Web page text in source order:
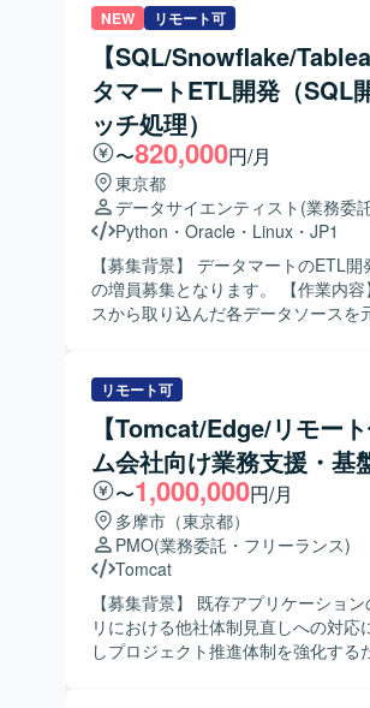
境で作業していただきます。
【求める人物像】 与えられたタスク
ける方、品質を意識して結合試験や
る方を求めています。 【ポジションの魅力】 空港向けのテナント管理
ソリューションという公共性の高
PythonやVue.js、AWSを用いた開発
合修正や追加要件改修を通じて、既
身につけることができます。 【開発環境】 Python、Vue.js、AWSを用
いた環境での開発になります。
NEW リモート可
【SQL/Snowflake/
タマートETL開発（SQL
ッチ処理）
〜820,000円/月
東京都
データサイエンティスト (業務委
Python ・ Oracle ・ Linux ・ JP1
【募集背景】 データマートのETL
の増員募集となります。 【作業内容】 ログや他システムのデータベー
スから取り込んだ各データソースを
次処理の対応を中心に、データ加工
を担当していただきます。 【求める人物像】 月次処理や定型業務を正
確に遂行し、エラー発生時に原因
きる運用・保守マインドをお持ちの
滑にコミュニケーションを取りなが
に取り組んでいただける方が望ましいです。 【ポジシ
SnowflakeやRedshiftをはじめとし
Tableauを用いた可視化・分析に携
ジニアリングのスキルを高めていた
一貫して関わることで、データ基
化に関する知見も習得していただけます。 【開発環境】 デ
はRedshiftおよびSnowflake（
リモート可
【Tomcat/Edge/リモー
ム会社向け業務支援・基
〜1,000,000円/月
多摩市（東京都）
PMO(業務委託・フリーランス)
Tomcat
【募集背景】 既存アプリケーショ
リにおける他社体制見直しへの対
しプロジェクト推進体制を強化す